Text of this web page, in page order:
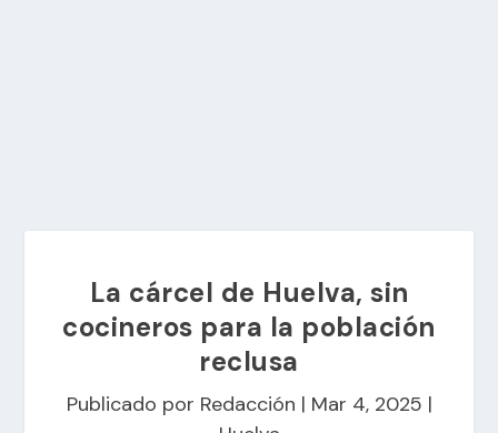
La cárcel de Huelva, sin
cocineros para la población
reclusa
Publicado por Redacción | Mar 4, 2025 |